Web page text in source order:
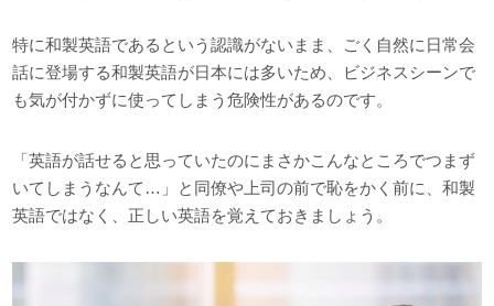
特に和製英語であるという認識がないまま、ごく自然に日常会
話に登場する和製英語が日本には多いため、ビジネスシーンで
も気が付かずに使ってしまう危険性があるのです。
「英語が話せると思っていたのにまさかこんなところでつまず
いてしまうなんて…」と同僚や上司の前で恥をかく前に、和製
英語ではなく、正しい英語を覚えておきましょう。